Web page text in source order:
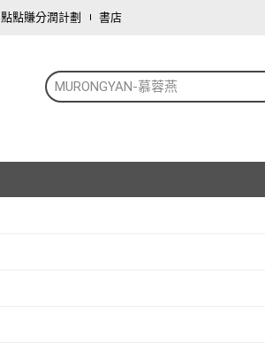
點點賺分潤計劃 書店
MURONGYAN-慕蓉燕